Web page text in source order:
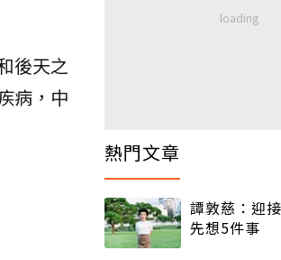
後天之
病，中
熱門文章
譚敦慈：迎
先想5件事